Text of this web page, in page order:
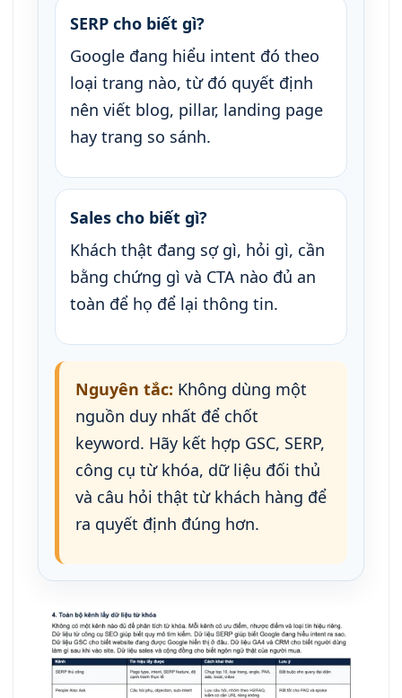
SERP cho biết gì?
Google đang hiểu intent đó theo
loại trang nào, từ đó quyết định
nên viết blog, pillar, landing page
hay trang so sánh.
Sales cho biết gì?
Khách thật đang sợ gì, hỏi gì, cần
bằng chứng gì và CTA nào đủ an
toàn để họ để lại thông tin.
Nguyên tắc: Không dùng một
nguồn duy nhất để chốt
keyword. Hãy kết hợp GSC, SERP,
công cụ từ khóa, dữ liệu đối thủ
và câu hỏi thật từ khách hàng để
ra quyết định đúng hơn.